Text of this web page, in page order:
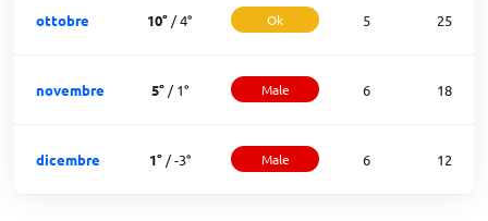
ottobre 10° /4° Ok 5 25
novembre 5°/1° Male 6 18
dicembre 1°/-3° Male 6 12